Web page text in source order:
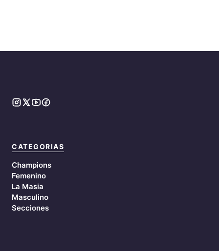
CATEGORIAS
Champions
Femenino
La Masia
Masculino
Secciones